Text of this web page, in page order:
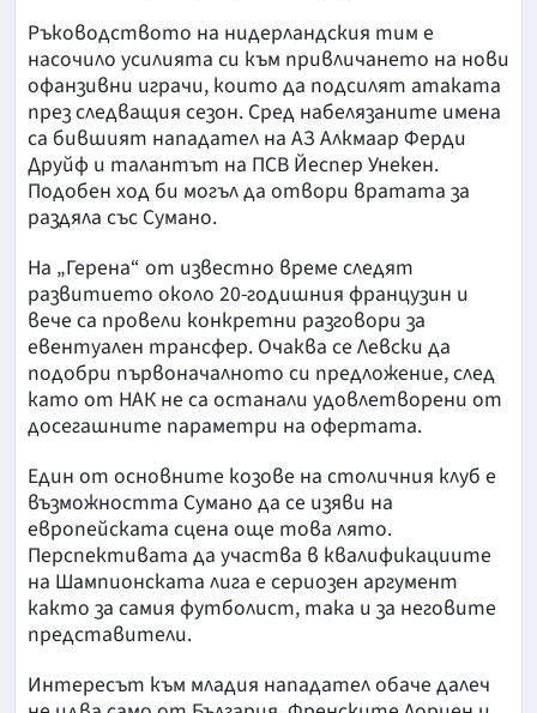
Ръководството на нидерландския тим е
насочило усилията си към привличането на нови
офанзивни играчи, които да подсилят атаката
през следващия сезон. Сред набелязаните имена
са бившият нападател на АЗ Алкмаар Ферди
Друйф и талантът на ПСВ Йеспер Унекен.
Подобен ход би могъл да отвори вратата за
раздяла със Сумано.
На „Герена“ от известно време следят
развитието около 20-годишния французин и
вече са провели конкретни разговори за
евентуален трансфер. Очаква се Левски да
подобри първоначалното си предложение, след
като от НАК не са останали удовлетворени от
досегашните параметри на офертата.
Един от основните козове на столичния клуб е
възможността Сумано да се изяви на
европейската сцена още това лято.
Перспективата да участва в квалификациите
на Шампионската лига е сериозен аргумент
както за самия футболист, така и за неговите
представители.
Интересът към младия нападател обаче далеч